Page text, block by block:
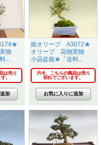
物
...
は売り
。
姫オリーブ A3072★
オリーブ 花物実物
小品盆栽★「送料...
只今、こちらの商品は売り
切れでございます。